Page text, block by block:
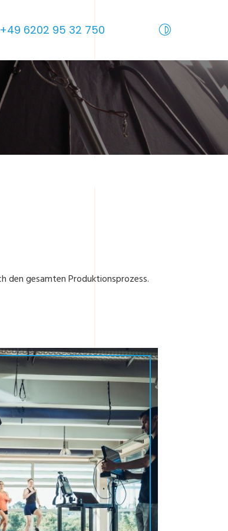
+49 6202 95 32 750
den gesamten Produktionsprozess.